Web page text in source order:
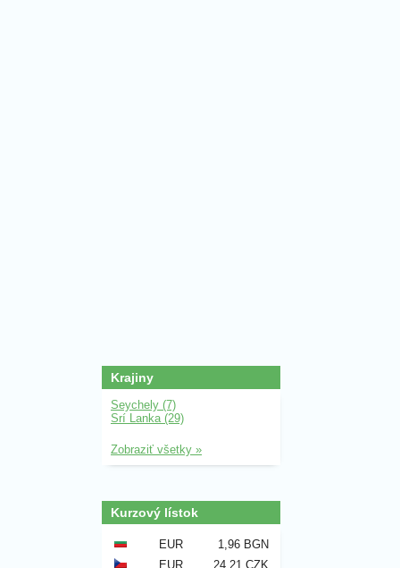
Krajiny
Seychely (7)
Srí Lanka (29)
Zobraziť všetky »
Kurzový lístok
EUR
1,96 BGN
EUR
24,21 CZK